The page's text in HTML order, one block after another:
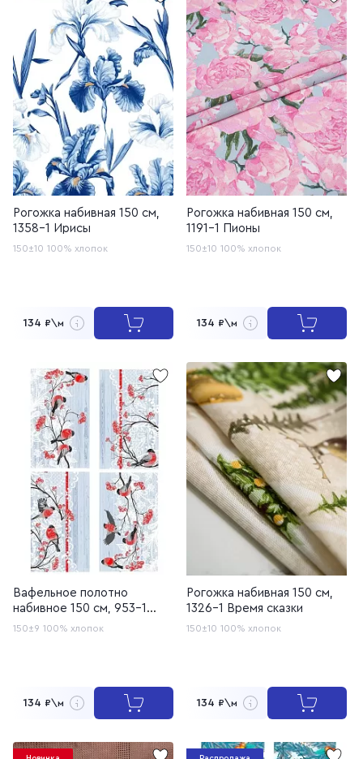
Рогожка набивная 150 см,
1358-1 Ирисы
150±10 100% хлопок
134 ₽\м
Рогожка набивная 150 см,
1191-1 Пионы
150±10 100% хлопок
134 ₽\м
Вафельное полотно
набивное 150 см, 953-1
Снегири
150±9 100% хлопок
134 ₽\м
Рогожка набивная 150 см,
1326-1 Время сказки
150±10 100% хлопок
134 ₽\м